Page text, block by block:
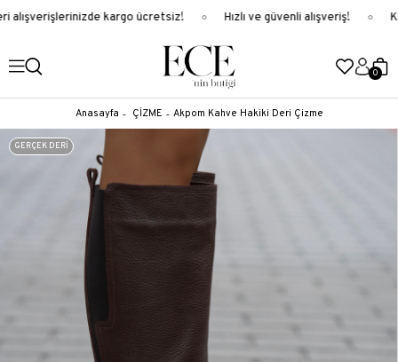
alışverişlerinizde kargo ücretsiz! Hızlı ve güvenli alışveriş!
0
Anasayfa ÇİZME Akpom Kahve Hakiki Deri Çizme
GERÇEK DERİ